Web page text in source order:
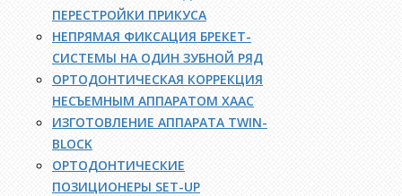
ПЕРЕСТРОЙКИ ПРИКУСА
НЕПРЯМАЯ ФИКСАЦИЯ БРЕКЕТ-
СИСТЕМЫ НА ОДИН ЗУБНОЙ РЯД
ОРТОДОНТИЧЕСКАЯ КОРРЕКЦИЯ
НЕСЪЕМНЫМ АППАРАТОМ ХААС
ИЗГОТОВЛЕНИЕ АППАРАТА TWIN-
BLOCK
ОРТОДОНТИЧЕСКИЕ
ПОЗИЦИОНЕРЫ SET-UP